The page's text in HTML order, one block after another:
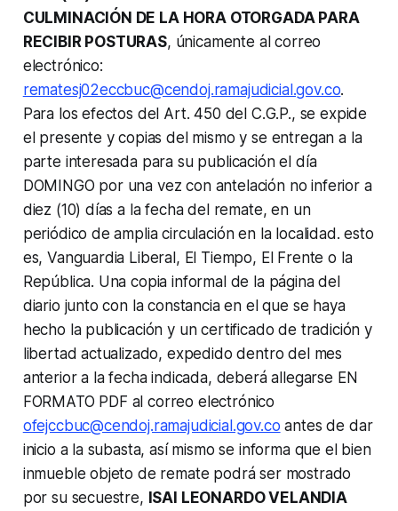
CULMINACIÓN DE LA HORA OTORGADA PARA
RECIBIR POSTURAS, únicamente al correo
electrónico:
rematesj02eccbuc@cendoj.ramajudicial.gov.co.
Para los efectos del Art. 450 del C.G.P., se expide
el presente y copias del mismo y se entregan a la
parte interesada para su publicación el día
DOMINGO por una vez con antelación no inferior a
diez (10) días a la fecha del remate, en un
periódico de amplia circulación en la localidad. esto
es, Vanguardia Liberal, El Tiempo, El Frente o la
República. Una copia informal de la página del
diario junto con la constancia en el que se haya
hecho la publicación y un certificado de tradición y
libertad actualizado, expedido dentro del mes
anterior a la fecha indicada, deberá allegarse EN
FORMATO PDF al correo electrónico
ofejccbuc@cendoj.ramajudicial.gov.co antes de dar
inicio a la subasta, así mismo se informa que el bien
inmueble objeto de remate podrá ser mostrado
por su secuestre, ISAI LEONARDO VELANDIA